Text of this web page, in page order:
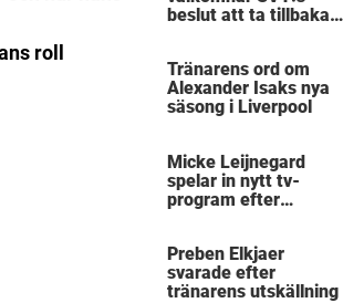
roll
beslut att ta tillbaka
Tränarens ord om
Alexander Isaks nya
säsong i Liverpool
Micke Leijnegard
spelar in nytt tv-
program efter
Preben Elkjaer
svarade efter
tränarens utskällning